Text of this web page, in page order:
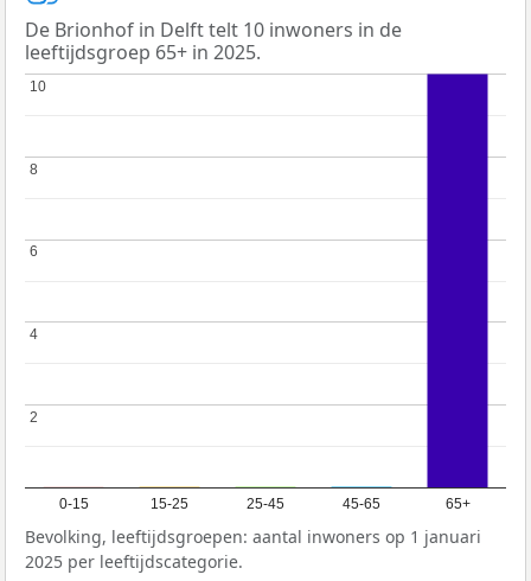
De Brionhof in Delft telt 10 inwoners in de
leeftijdsgroep 65+ in 2025.
0-15 15-25 25-45 45-65 65+
2
2
4
4
6
6
8
8
10
10
Bevolking, leeftijdsgroepen: aantal inwoners op 1 januari
2025 per leeftijdscategorie.